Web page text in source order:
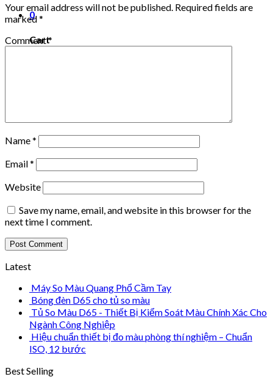
0
Cart
Your email address will not be published. Required fields are
marked*
Comment*
Name*
Email*
Website
Save my name, email, and website in this browser for the
next time I comment.
Latest
Máy So Màu Quang Phổ Cầm Tay
Bóng đèn D65 cho tủ so màu
Tủ So Màu D65 - Thiết Bị Kiểm Soát Màu Chính Xác Cho
Ngành Công Nghiệp
Hiệu chuẩn thiết bị đo màu phòng thí nghiệm – Chuẩn
ISO, 12 bước
Best Selling